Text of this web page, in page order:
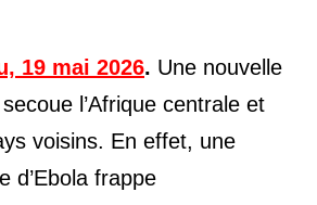
19 mai 2026. Une nouvelle
l’Afrique centrale et
voisins. En effet, une
d’Ebola frappe